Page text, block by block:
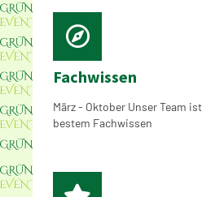
Fachwissen
März - Oktober Unser Team
bestem Fachwissen